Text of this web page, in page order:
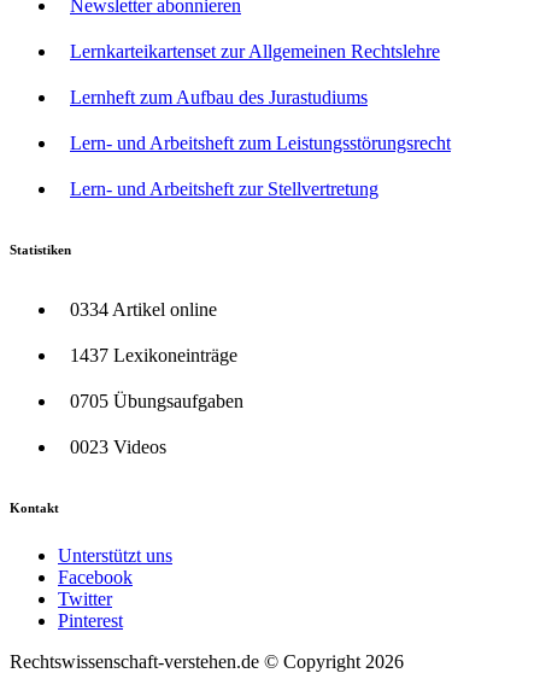
Newsletter abonnieren
Lernkarteikartenset zur Allgemeinen Rechtslehre
Lernheft zum Aufbau des Jurastudiums
Lern- und Arbeitsheft zum Leistungsstörungsrecht
Lern- und Arbeitsheft zur Stellvertretung
Statistiken
0334 Artikel online
1437 Lexikoneinträge
0705 Übungsaufgaben
0023 Videos
Kontakt
Unterstützt uns
Facebook
Twitter
Pinterest
Rechtswissenschaft-verstehen.de © Copyright 2026